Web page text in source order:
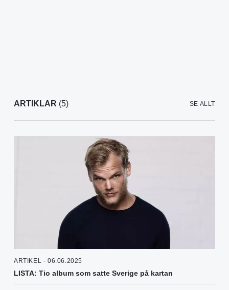
ARTIKLAR (5) SE ALLT
ARTIKEL - 06.06.2025
LISTA: Tio album som satte Sverige på kartan